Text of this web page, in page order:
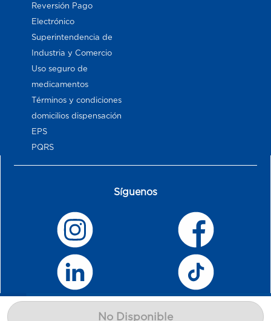
No Disponible
Reversión Pago
Electrónico
Superintendencia de
Industria y Comercio
Uso seguro de
medicamentos
Términos y condiciones
domicilios dispensación
EPS
PQRS
Síguenos